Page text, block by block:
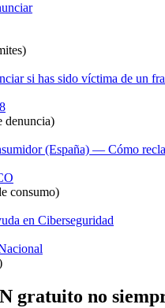
si has sido víctima de un
denuncia)
(España) — Cómo
consumo)
en Ciberseguridad
gratuito no